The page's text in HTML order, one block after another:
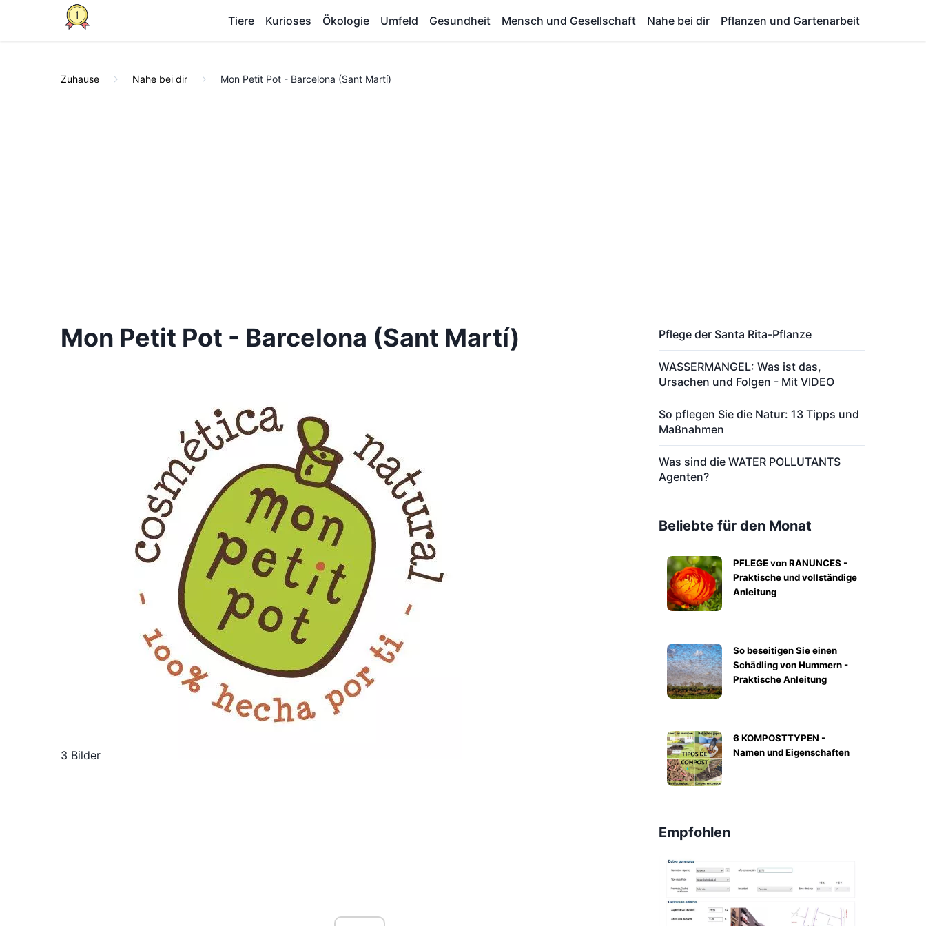
Tiere Kurioses Ökologie Umfeld Gesundheit Mensch und Gesellschaft Nahe bei dir Pflanzen und Gartenarbeit
Zuhause Nahe bei dir Mon Petit Pot - Barcelona (Sant Martí)
Mon Petit Pot - Barcelona (Sant Martí)
3 Bilder
Pflege der Santa Rita-Pflanze
WASSERMANGEL: Was ist das,
Ursachen und Folgen - Mit VIDEO
So pflegen Sie die Natur: 13 Tipps und
Maßnahmen
Was sind die WATER POLLUTANTS
Agenten?
Beliebte für den Monat
PFLEGE von RANUNCES -
Praktische und vollständige
Anleitung
So beseitigen Sie einen
Schädling von Hummern -
Praktische Anleitung
6 KOMPOSTTYPEN -
Namen und Eigenschaften
Empfohlen